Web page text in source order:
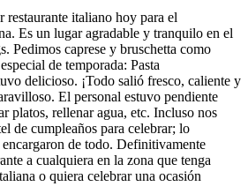
restaurante italiano hoy para el
Es un lugar agradable y tranquilo en el
Pedimos caprese y bruschetta como
de temporada: Pasta
delicioso. ¡Todo salió fresco, caliente y
El personal estuvo pendiente
platos, rellenar agua, etc. Incluso nos
de cumpleaños para celebrar; lo
de todo. Definitivamente
a cualquiera en la zona que tenga
o quiera celebrar una ocasión